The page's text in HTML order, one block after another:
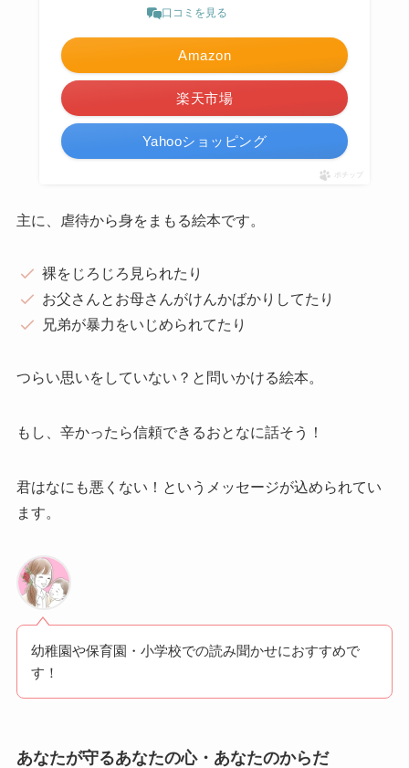
口コミを見る
Amazon
楽天市場
Yahooショッピング
ポチップ
主に、虐待から身をまもる絵本です。
裸をじろじろ見られたり
お父さんとお母さんがけんかばかりしてたり
兄弟が暴力をいじめられてたり
つらい思いをしていない？と問いかける絵本。
もし、辛かったら信頼できるおとなに話そう！
君はなにも悪くない！というメッセージが込められてい
ます。
幼稚園や保育園・小学校での読み聞かせにおすすめで
す！
あなたが守るあなたの心・あなたのからだ